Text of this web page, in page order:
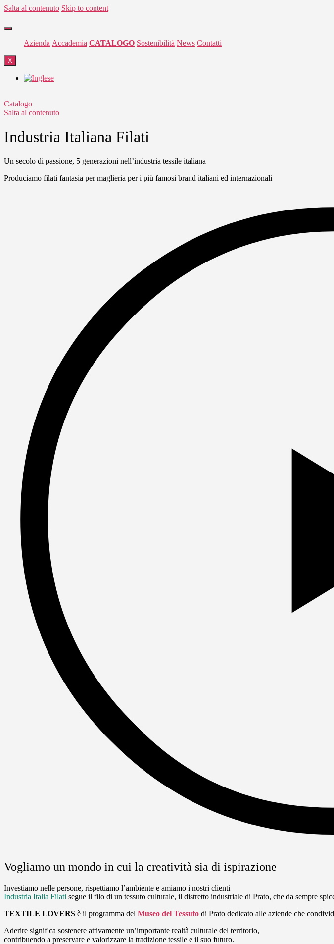
Salta al contenuto Skip to content
Azienda Accademia CATALOGO Sostenibilità News Contatti
X
Catalogo
Salta al contenuto
Industria Italiana Filati
Un secolo di passione, 5 generazioni nell’industria tessile italiana
Produciamo filati fantasia per maglieria per i più famosi brand italiani ed internazionali
Vogliamo un mondo in cui la creatività sia di ispirazione
Investiamo nelle persone, rispettiamo l’ambiente e amiamo i nostri clienti
Industria Italia Filati ​ segue il filo di un tessuto culturale, il distretto industriale di Prato, che da sempre
TEXTILE LOVERS è il programma del Museo del Tessuto di Prato dedicato alle aziende che
Aderire significa sostenere attivamente un’importante realtà culturale del territorio,
contribuendo a preservare e valorizzare la tradizione tessile e il suo futuro.